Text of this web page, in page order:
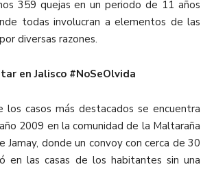
359 quejas en un periodo de 11 años
todas involucran a elementos de las
diversas razones.
en Jalisco #NoSeOlvida
los casos más destacados se encuentra
2009 en la comunidad de la Maltaraña
Jamay, donde un convoy con cerca de 30
en las casas de los habitantes sin una